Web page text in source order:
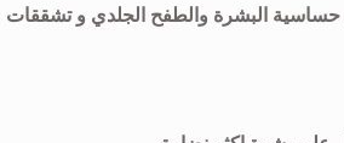
حساسية البشرة والطفح الجلدي و تشققات